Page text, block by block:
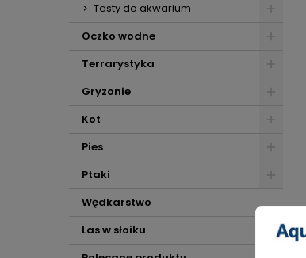
Testy do akwarium
Oczko wodne
Terrarystyka
Gryzonie
Kot
Pies
Ptaki
Wędkarstwo
Las w słoiku